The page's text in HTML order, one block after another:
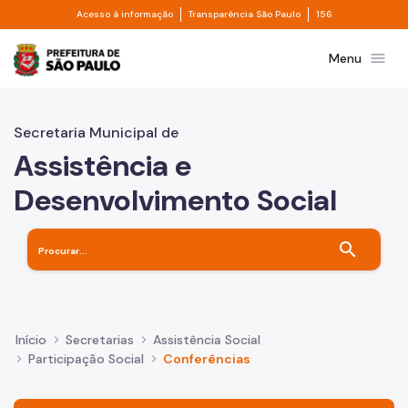
Pular para o Conteúdo principal
Acesso à informação Divisor de acesso à informação
Transparência São Paulo Divisor de
156
Prefeitura de São PauloMenu menu
Secretaria Municipal de
Assistência e
Desenvolvimento Social
search
Início Secretarias
Assistência Social
Participação Social
Conferências